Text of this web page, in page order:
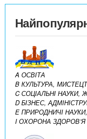
A ОСВІТА
B КУЛЬТУРА,
C СОЦІАЛЬНІ НАУКИ,
D БІЗНЕС,
E ПРИРОДНИЧІ
I ОХОРОНА